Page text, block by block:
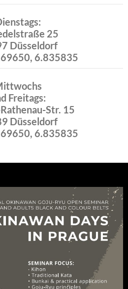
25
Düsseldorf
6.835835
Freitags:
Str. 15
Düsseldorf
6.835835